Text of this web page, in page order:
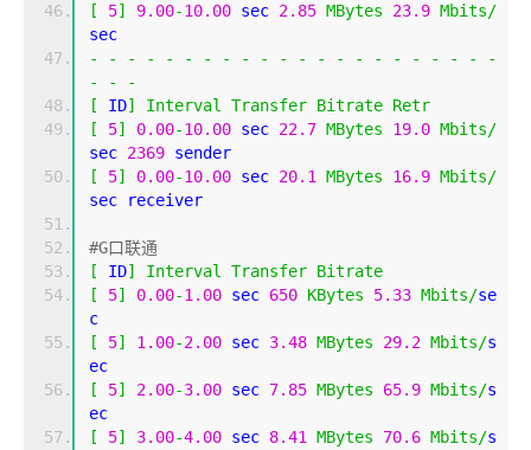
[
5] 9.00-10.00 sec 2.85 MBytes 23.9 Mbits/
sec
-
- - - - - - - - - - - - - - - - - - - -
-
-
-
-
[
ID] Interval Transfer Bitrate Retr
[
5] 0.00-10.00 sec 22.7 MBytes 19.0 Mbits/
sec 2369 sender
[
5] 0.00-10.00 sec 20.1 MBytes 16.9 Mbits/
sec receiver
#G口联通
[
ID] Interval Transfer Bitrate
[
5] 0.00-1.00 sec 650 KBytes 5.33 Mbits/se
c
[
5] 1.00-2.00 sec 3.48 MBytes 29.2 Mbits/s
ec
[
5] 2.00-3.00 sec 7.85 MBytes 65.9 Mbits/s
ec
[
5] 3.00-4.00 sec 8.41 MBytes 70.6 Mbits/s